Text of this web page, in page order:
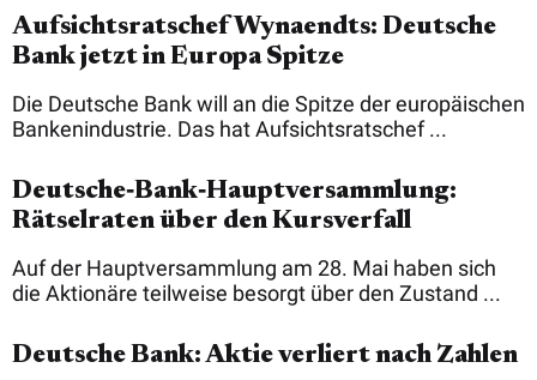
Aufsichtsratschef Wynaendts: Deutsche
Bank jetzt in Europa Spitze
Die Deutsche Bank will an die Spitze der europäischen
Bankenindustrie. Das hat Aufsichtsratschef ...
Deutsche‑Bank‑Hauptversammlung:
Rätselraten über den Kursverfall
Auf der Hauptversammlung am 28. Mai haben sich
die Aktionäre teilweise besorgt über den Zustand ...
Deutsche Bank: Aktie verliert nach Zahlen